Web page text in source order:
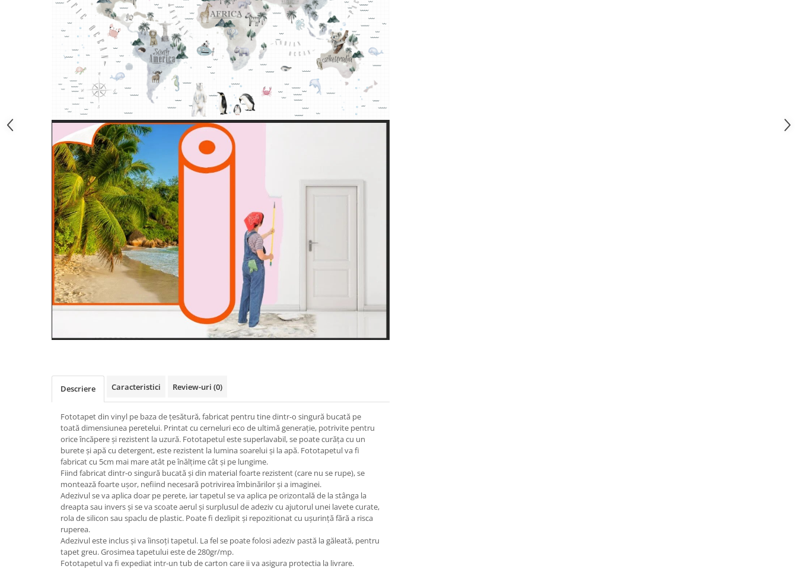
Descriere Caracteristici Review-uri (0)
Fototapet din vinyl pe baza de țesătură, fabricat pentru tine dintr-o singură bucată pe
toată dimensiunea peretelui. Printat cu cerneluri eco de ultimă generație, potrivite pentru
orice încăpere și rezistent la uzură. Fototapetul este superlavabil, se poate curăța cu un
burete și apă cu detergent, este rezistent la lumina soarelui și la apă. Fototapetul va fi
fabricat cu 5cm mai mare atât pe înălțime cât și pe lungime.
Fiind fabricat dintr-o singură bucată și din material foarte rezistent (care nu se rupe), se
montează foarte ușor, nefiind necesară potrivirea îmbinărilor și a imaginei.
Adezivul se va aplica doar pe perete, iar tapetul se va aplica pe orizontală de la stânga la
dreapta sau invers și se va scoate aerul și surplusul de adeziv cu ajutorul unei lavete curate,
rola de silicon sau spaclu de plastic. Poate fi dezlipit și repozitionat cu ușurință fără a risca
ruperea.
Adezivul este inclus și va îinsoți tapetul. La fel se poate folosi adeziv pastă la găleată, pentru
tapet greu. Grosimea tapetului este de 280gr/mp.
Fototapetul va fi expediat intr-un tub de carton care ii va asigura protectia la livrare.